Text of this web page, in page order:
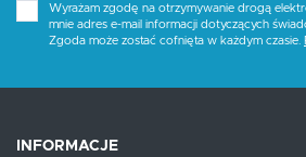
Wyrażam zgodę na otrzymywanie drogą
mnie adres e-mail informacji dotyczących
Zgoda może zostać cofnięta w każdym czasie.
INFORMACJE